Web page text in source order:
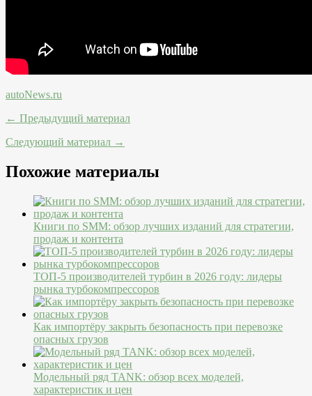
autoNews.ru
← Предыдущий материал
Следующий материал →
Похожие материалы
Книги по SMM: обзор лучших изданий для стратегии,
продаж и контента
ТОП-5 производителей турбин в 2026 году: лидеры
рынка турбокомпрессоров
Как импортёру закрыть безопасность при перевозке
опасных грузов
Модельный ряд TANK: обзор всех моделей,
характеристик и цен